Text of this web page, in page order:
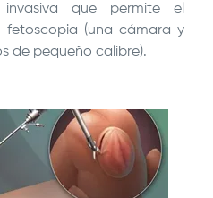
invasiva que permite el
(una cámara y
de pequeño calibre).